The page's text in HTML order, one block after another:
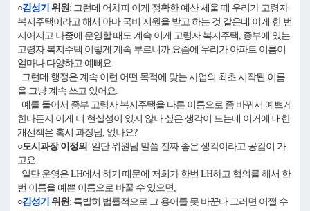
○김성기 위원: 그런데 어차피 이게 정확한 예산 세울 때 우리가 고령자
복지주택이라고 해서 아마 국비 지원을 받고 하는 것 같은데 이게 한 번
지어지고 나중에 운영할 때도 계속 이게 고령자 복지주택, 종부에 있는
고령자 복지주택 이렇게 계속 부르니까 요즘에 우리가 아파트 이름이
얼마나 다양하고 예뻐요.
그런데 행정은 계속 이런 어떤 목적에 맞는 사업의 최초 시작된 이름
을 그냥 계속 쓰고 있어요.
예를 들어서 종부 고령자 복지주택을 다른 이름으로 좀 바꿔서 예쁘게
한다든지 이게 더 현실성이 있지 않나 싶은 생각이 드는데 이거에 대한
개선책은 혹시 과장님, 없나요?
○도시과장 이정의 : 일단 위원님 말씀 진짜 좋은 생각이라고 공감이 가
고요.
일단 운영은 LH에서 하기 때문에 저희가 한번 LH하고 협의를 해서 한
번 이름을 예쁜 이름으로 바꿀 수 있으면,
○김성기 위원: 특별히 법률적으로 그 용어를 못 바꾼다 그러면 어쩔 수